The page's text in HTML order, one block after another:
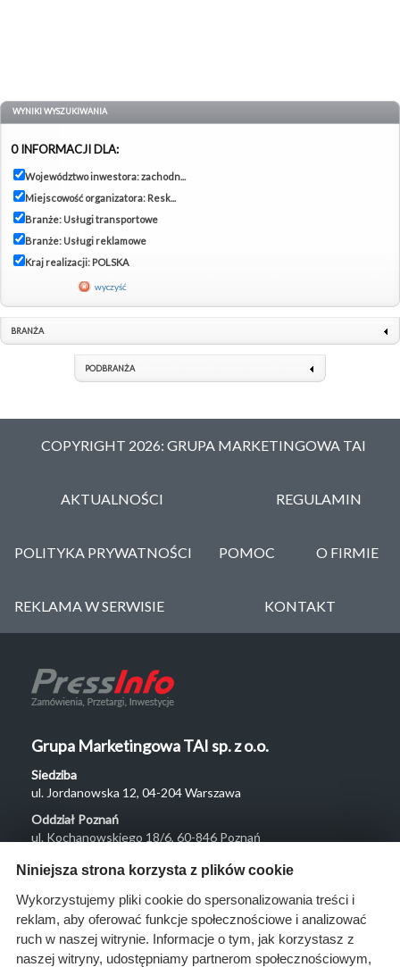
WYNIKI WYSZUKIWANIA
0 INFORMACJI DLA:
Województwo inwestora: zachodn...
Miejscowość organizatora: Resk...
Branże: Usługi transportowe
Branże: Usługi reklamowe
Kraj realizacji: POLSKA
wyczyść
BRANŻA
PODBRANŻA
COPYRIGHT 2026: GRUPA MARKETINGOWA TAI
AKTUALNOŚCI REGULAMIN
POLITYKA PRYWATNOŚCI POMOC O FIRMIE
REKLAMA W SERWISIE KONTAKT
Grupa Marketingowa TAI sp. z o.o.
Siedziba
ul. Jordanowska 12, 04-204 Warszawa
Oddział Poznań
ul. Kochanowskiego 18/6, 60-846 Poznań
Menu
O nas
Rozwiązania
Monitoring
Niniejsza strona korzysta z plików cookie
Wykorzystujemy pliki cookie do spersonalizowania treści i
reklam, aby oferować funkcje społecznościowe i analizować
ruch w naszej witrynie. Informacje o tym, jak korzystasz z
naszej witryny, udostępniamy partnerom społecznościowym,